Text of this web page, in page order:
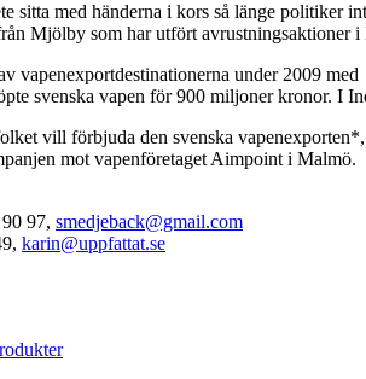
sitta med händerna i kors så länge politiker
Mjölby som har utfört avrustningsaktioner
vapenexportdestinationerna under 2009
svenska vapen för 900 miljoner kronor. I
vill förbjuda den svenska
mot vapenföretaget Aimpoint i Malmö.
97, smedjeback@gmail.com
karin@uppfattat.se